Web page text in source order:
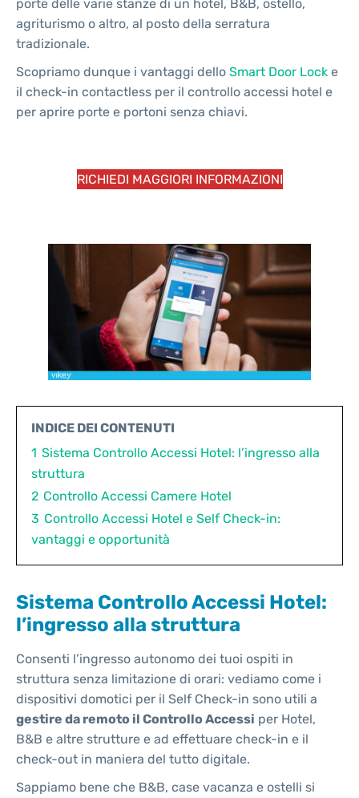
porte delle varie stanze di un hotel, B&B, ostello,
agriturismo o altro, al posto della serratura
tradizionale.
Scopriamo dunque i vantaggi dello Smart Door Lock e
il check-in contactless per il controllo accessi hotel e
per aprire porte e portoni senza chiavi.
RICHIEDI MAGGIORI INFORMAZIONI
INDICE DEI CONTENUTI
1 Sistema Controllo Accessi Hotel: l’ingresso alla
struttura
2 Controllo Accessi Camere Hotel
3 Controllo Accessi Hotel e Self Check-in:
vantaggi e opportunità
Sistema Controllo Accessi Hotel:
l’ingresso alla struttura
Consenti l’ingresso autonomo dei tuoi ospiti in
struttura senza limitazione di orari: vediamo come i
dispositivi domotici per il Self Check-in sono utili a
gestire da remoto il Controllo Accessi per Hotel,
B&B e altre strutture e ad effettuare check-in e il
check-out in maniera del tutto digitale.
Sappiamo bene che B&B, case vacanza e ostelli si